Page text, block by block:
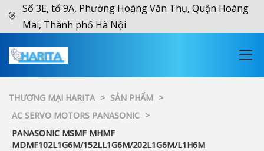
Số 3E, tổ 9A, Phường Hoàng Văn Thụ, Quận Hoàng
Mai, Thành phố Hà Nội
THƯƠNG MẠI HARITA > SẢN PHẨM >
AC SERVO MOTORS PANASONIC >
PANASONIC MSMF MHMF
MDMF102L1G6M/152LL1G6M/202L1G6M/L1H6M